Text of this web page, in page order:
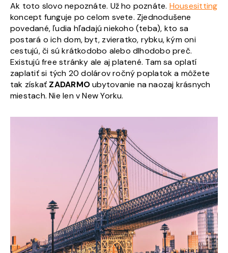
Ak toto slovo nepoznáte. Už ho poznáte. Housesitting
koncept funguje po celom svete. Zjednodušene
povedané, ľudia hľadajú niekoho (teba), kto sa
postará o ich dom, byt, zvieratko, rybku, kým oni
cestujú, či sú krátkodobo alebo dlhodobo preč.
Existujú free stránky ale aj platené. Tam sa oplatí
zaplatiť si tých 20 dolárov ročný poplatok a môžete
tak získať ZADARMOubytovanie na naozaj krásnych
miestach. Nie len v New Yorku.